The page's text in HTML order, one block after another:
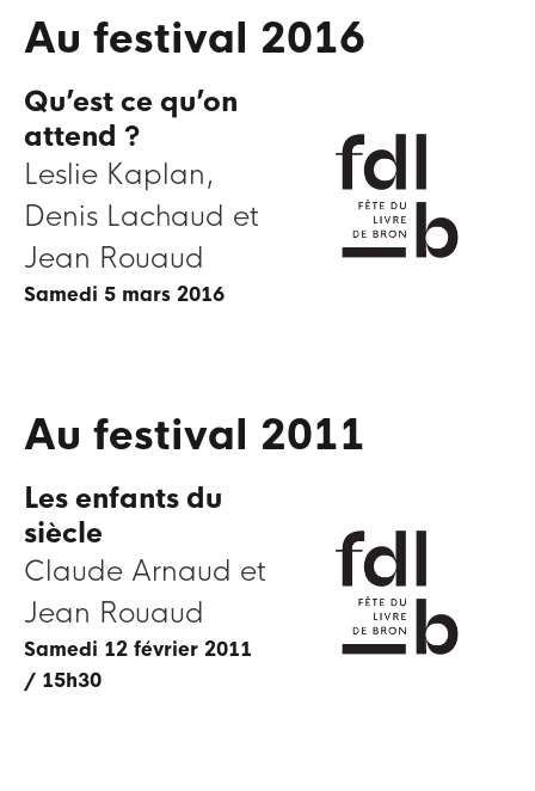
Au festival 2016
Qu’est ce qu’on
attend ?
Leslie Kaplan,
Denis Lachaud et
Jean Rouaud
samedi 5 mars 2016
Au festival 2011
Les enfants du
siècle
Claude Arnaud et
Jean Rouaud
samedi 12 février 2011
/ 15h30